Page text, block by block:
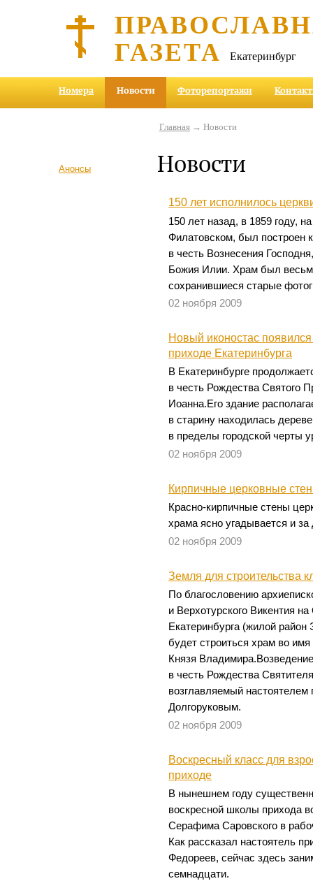
ГАЗЕТА Екатеринбург
Номера Новости Фоторепортажи
Анонсы
Главная→ Новости
Новости
150 лет исполнилось
150 лет назад, в 1859 году,
Филатовском, был построен
в честь Вознесения
Божия Илии. Храм был
сохранившиеся старые
02 ноября 2009
Новый иконостас
приходе Екатеринбурга
В Екатеринбурге
в честь Рождества Святого
Иоанна.Его здание
в старину находилась
в пределы городской черты
02 ноября 2009
Кирпичные церковные
Красно-кирпичные стены
храма ясно угадывается и
02 ноября 2009
Земля для строительства
По благословению
и Верхотурского Викентия
Екатеринбурга (жилой
будет строиться храм во
Князя
в честь Рождества
возглавляемый
Долгоруковым.
02 ноября 2009
Воскресный класс для
приходе
В нынешнем году
воскресной школы прихода
Серафима Саровского в
Как рассказал настоятель
Федореев, сейчас здесь
семнадцати.